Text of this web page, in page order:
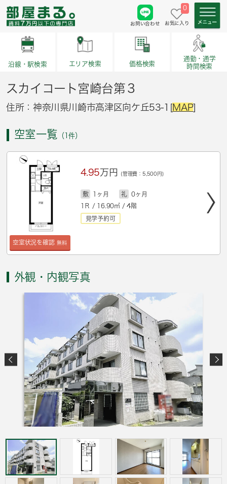
お問い合わせ
0
お気に入り
沿線・駅検索 エリア検索 価格検索
通勤・通学
時間検索
スカイコート宮崎台第３
住所：神奈川県川崎市高津区向ケ丘53-1[MAP]
空室一覧 （1件）
空室状況を確認 無料
4.95万円 (管理費：5,500円)
敷 1ヶ月 礼
0ヶ月
1Ｒ / 16.90㎡ / 4階
見学予約可
外観・内観写真